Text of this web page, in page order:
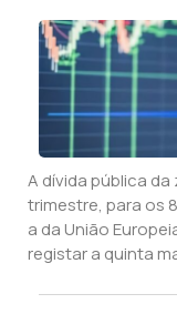
A dívida pública
trimestre, para os
a da União
registar a quinta